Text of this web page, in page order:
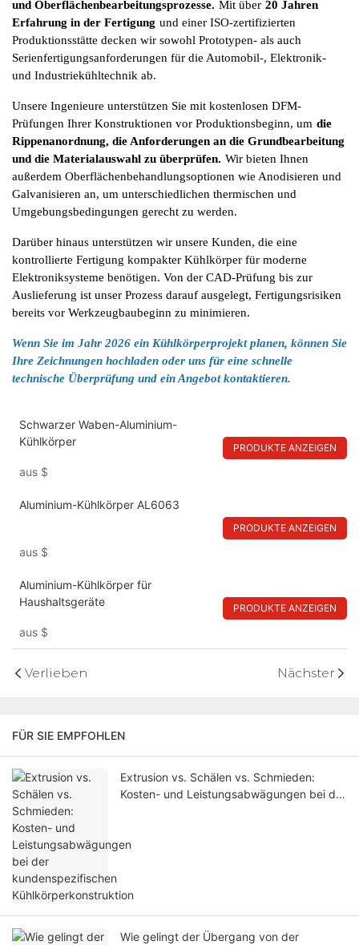
und Oberflächenbearbeitungsprozesse. Mit über 20 Jahren
Erfahrung in der Fertigung und einer ISO-zertifizierten
Produktionsstätte decken wir sowohl Prototypen- als auch
Serienfertigungsanforderungen für die Automobil-, Elektronik-
und Industriekühltechnik ab.
Unsere Ingenieure unterstützen Sie mit kostenlosen DFM-
Prüfungen Ihrer Konstruktionen vor Produktionsbeginn, um die
Rippenanordnung, die Anforderungen an die Grundbearbeitung
und die Materialauswahl zu überprüfen. Wir bieten Ihnen
außerdem Oberflächenbehandlungsoptionen wie Anodisieren und
Galvanisieren an, um unterschiedlichen thermischen und
Umgebungsbedingungen gerecht zu werden.
Darüber hinaus unterstützen wir unsere Kunden, die eine
kontrollierte Fertigung kompakter Kühlkörper für moderne
Elektroniksysteme benötigen. Von der CAD-Prüfung bis zur
Auslieferung ist unser Prozess darauf ausgelegt, Fertigungsrisiken
bereits vor Werkzeugbaubeginn zu minimieren.
Wenn Sie im Jahr 2026 ein Kühlkörperprojekt planen, können Sie
Ihre Zeichnungen hochladen oder uns für eine schnelle
technische Überprüfung und ein Angebot kontaktieren.
Schwarzer Waben-Aluminium-
Kühlkörper
aus $
PRODUKTE ANZEIGEN
Aluminium-Kühlkörper AL6063
aus $
PRODUKTE ANZEIGEN
Aluminium-Kühlkörper für
Haushaltsgeräte
aus $
PRODUKTE ANZEIGEN
Verlieben Nächster
FÜR SIE EMPFOHLEN
Extrusion vs. Schälen vs. Schmieden:
Kosten- und Leistungsabwägungen bei der
Wie gelingt der Übergang von der